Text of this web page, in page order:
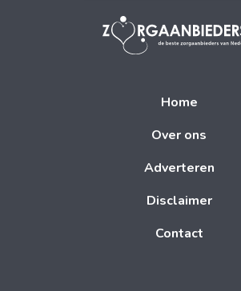
Home
Over ons
Adverteren
Disclaimer
Contact